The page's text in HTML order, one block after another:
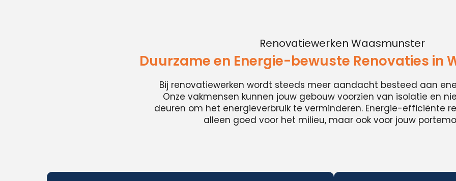
Renovatiewerken Waasmunster
Duurzame en Energie-bewuste Renovaties in
Bij renovatiewerken wordt steeds meer aandacht besteed aan
Onze vakmensen kunnen jouw gebouw voorzien van isolatie en
deuren om het energieverbruik te verminderen. Energie-efficiënte
alleen goed voor het milieu, maar ook voor jouw